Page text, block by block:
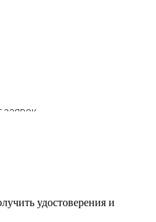
удостоверения и